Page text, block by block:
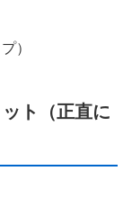
）
ト（正直に